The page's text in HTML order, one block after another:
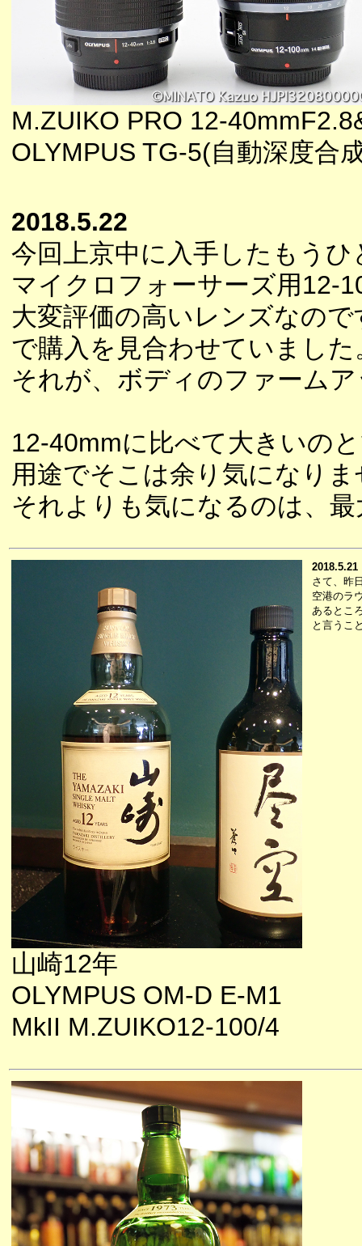
M.ZUIKO PRO 12-
OLYMPUS TG-5(自動深度合
2018.5.22
今回上京中に入手したもうひ
マイクロフォーサーズ用12-
大変評価の高いレンズなの
で購入を見合わせていました
それが、ボディのファーム
12-40mmに比べて大きいの
用途でそこは余り気になり
それよりも気になるのは、
山崎12年
OLYMPUS OM-D E-M1
MkII M.ZUIKO12-100/4
2018.5.21
さて、昨
空港のラ
あるとこ
と言うこ